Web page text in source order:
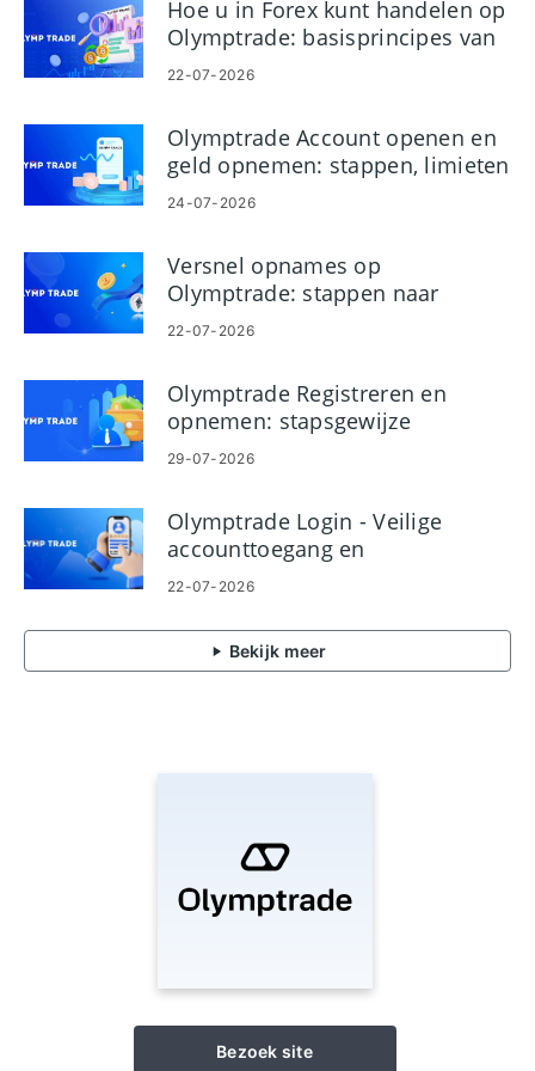
Hoe u in Forex kunt handelen op
Olymptrade: basisprincipes van
platformhandel
22-07-2026
Olymptrade Account openen en
geld opnemen: stappen, limieten
en timing
24-07-2026
Versnel opnames op
Olymptrade: stappen naar
snellere uitbetalingen
22-07-2026
Olymptrade Registreren en
opnemen: stapsgewijze
uitbetalingsgids
29-07-2026
Olymptrade Login - Veilige
accounttoegang en
probleemoplossing
22-07-2026
Bekijk meer
Bezoek site